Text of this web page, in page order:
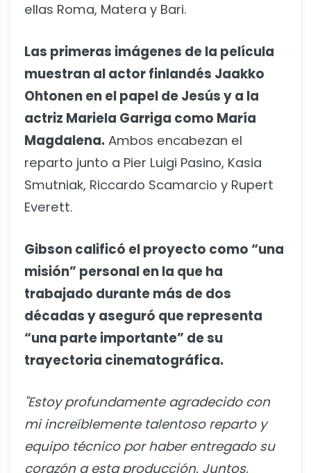
ellas Roma, Matera y Bari.
Las primeras imágenes de la película
muestran al actor finlandés Jaakko
Ohtonen en el papel de Jesús y a la
actriz Mariela Garriga como María
Magdalena. Ambos encabezan el
reparto junto a Pier Luigi Pasino, Kasia
Smutniak, Riccardo Scamarcio y Rupert
Everett.
Gibson calificó el proyecto como “una
misión” personal en la que ha
trabajado durante más de dos
décadas y aseguró que representa
“una parte importante” de su
trayectoria cinematográfica.
"Estoy profundamente agradecido con
mi increíblemente talentoso reparto y
equipo técnico por haber entregado su
corazón a esta producción. Juntos,